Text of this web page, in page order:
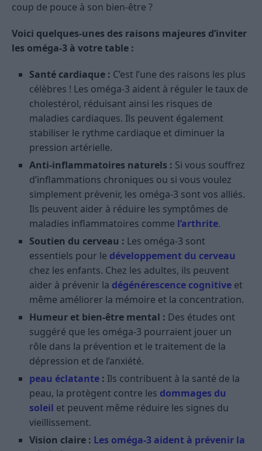
coup de pouce à son bien-être ?
Voici quelques-unes des raisons majeures d’inviter
les oméga-3 à votre table :
Santé cardiaque : C’est l’une des raisons les plus
célèbres ! Les oméga-3 aident à réguler le taux de
cholestérol, réduisant ainsi les risques de
maladies cardiaques. Ils peuvent également
stabiliser le rythme cardiaque et diminuer la
pression artérielle.
Anti-inflammatoires naturels : Si vous souffrez
d’inflammations chroniques ou si vous voulez
simplement prévenir, les oméga-3 sont vos alliés.
Ils peuvent aider à réduire les symptômes de
maladies inflammatoires comme l’arthrite.
Soutien du cerveau : Les oméga-3 sont
essentiels pour le développement du cerveau
chez les enfants. Chez les adultes, ils peuvent
aider à prévenir la dégénérescence cognitive et
même améliorer la mémoire et la concentration.
Humeur et bien-être mental : Des études ont
suggéré que les oméga-3 pourraient jouer un
rôle dans la prévention et le traitement de la
dépression et de l’anxiété.
peau éclatante : Ils contribuent à la santé de la
peau, la protègent contre les dommages du
soleil et peuvent même réduire les signes du
vieillissement.
Vision claire : Les oméga-3 aident à prévenir la